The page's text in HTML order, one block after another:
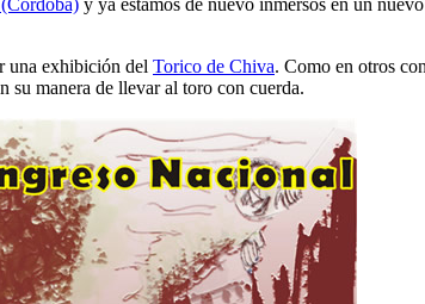
una exhibición del Torico de Chiva. Como en otros
su manera de llevar al toro con cuerda.